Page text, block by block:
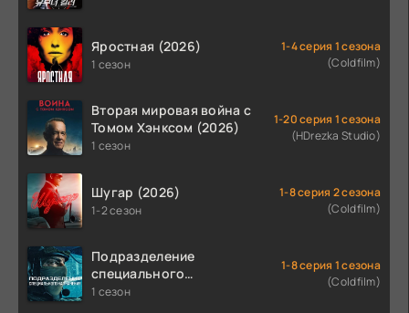
Яростная (2026)
1 сезон
1-4 серия 1 сезона
(Coldfilm)
Вторая мировая война с
Томом Хэнксом (2026)
1 сезон
1-20 серия 1 сезона
(HDrezka Studio)
Шугар (2026)
1-2 сезон
1-8 серия 2 сезона
(Coldfilm)
Подразделение
специального
назначения (2026)
1 сезон
1-8 серия 1 сезона
(Coldfilm)